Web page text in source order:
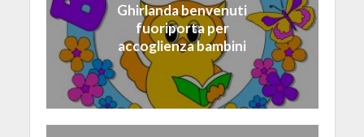
Ghirlanda benvenuti
fuoriporta per
accoglienza bambini